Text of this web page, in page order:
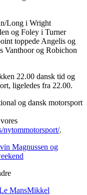
Long i Wright
og Foley i Turner
toppede Angelis og
Vanthoor og Robichon
22.00 dansk tid og
ligeledes fra 22.00.
og dansk motorsport
nytommotorsport/.
Magnussen og
MansMikkel